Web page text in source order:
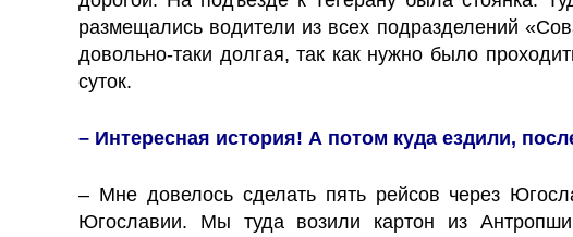
размещались водители из всех подразделений
довольно-таки долгая, так как нужно было
суток.
– Интересная история! А потом куда ездили,
– Мне довелось сделать пять рейсов через
Югославии. Мы туда возили картон из